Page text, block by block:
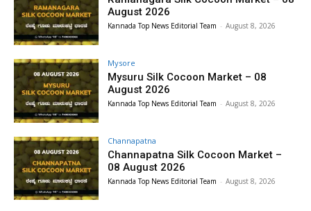
August 2026
Kannada Top News Editorial Team - August 8, 2026
Mysore
Mysuru Silk Cocoon Market – 08
August 2026
Kannada Top News Editorial Team - August 8, 2026
Channapatna
Channapatna Silk Cocoon Market –
08 August 2026
Kannada Top News Editorial Team - August 8, 2026